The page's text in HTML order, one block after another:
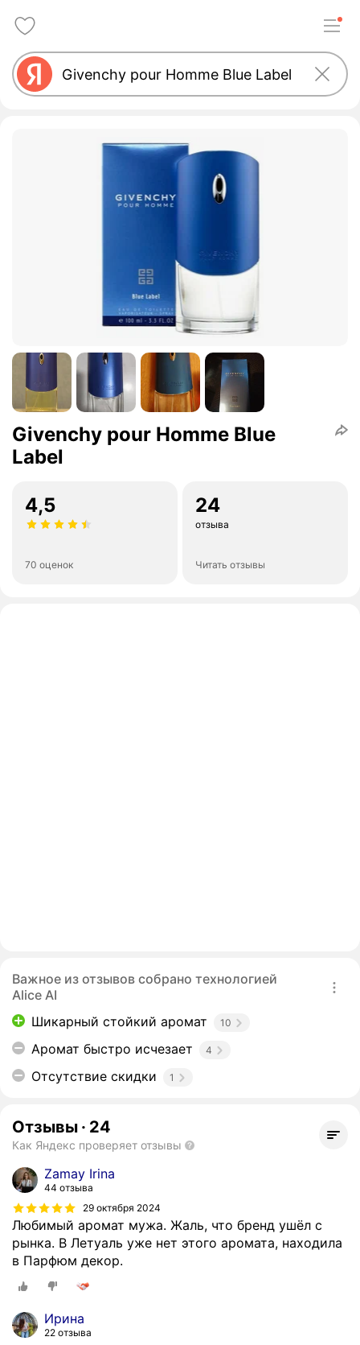
Givenchy pour Homme Blue
Label
4,5
70 оценок
24
отзыва
Читать отзывы
Важное из отзывов собрано технологией
Alice AI
Шикарный стойкий аромат
10
Аромат быстро исчезает 4
Отсутствие скидки 1
Отзывы · 24
Как Яндекс проверяет отзывы
Zamay Irina
44 отзыва
29 октября 2024
Любимый аромат мужа. Жаль, что бренд ушёл с
рынка. В Летуаль уже нет этого аромата, находила
в Парфюм декор.
Ирина
22 отзыва